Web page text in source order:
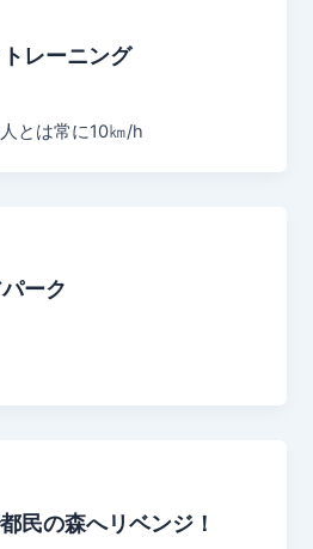
レーニング
とは常に10㎞/h
ーク
民の森へリベンジ！